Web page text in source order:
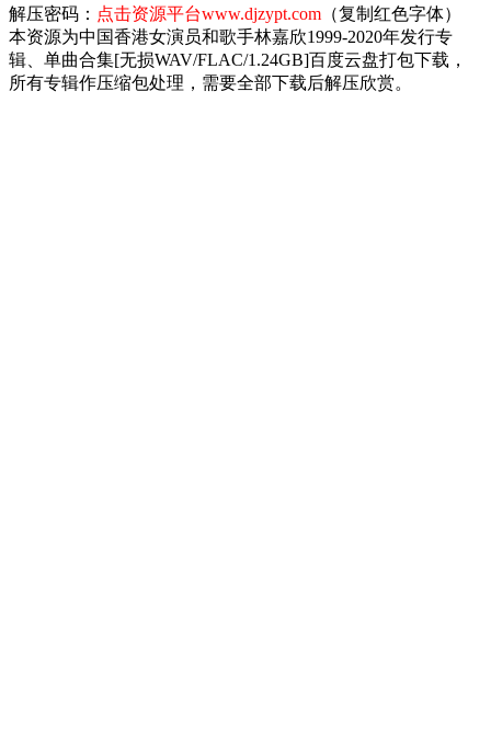
解压密码： 点击资源平台www.djzypt.com （复制红色字体）
本资源为中国香港女演员和歌手林嘉欣1999-2020年发行专
辑、单曲合集[无损WAV/FLAC/1.24GB]百度云盘打包下载，
所有专辑作压缩包处理，需要全部下载后解压欣赏。